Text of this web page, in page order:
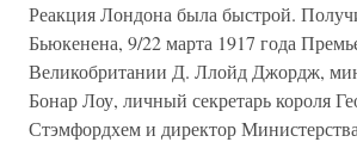
Реакция Лондона была быстрой.
Бьюкенена, 9/22 марта 1917 года
Великобритании Д. Ллойд Джордж,
Бонар Лоу, личный секретарь короля
Стэмфордхем и директор